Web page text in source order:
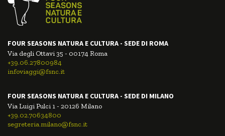
FOUR SEASONS NATURA E CULTURA - SEDE DI ROMA
Via degli Ottavi 35 - 00174 Roma
+39.06.27800984
infoviaggi@fsnc.it
FOUR SEASONS NATURA E CULTURA - SEDE DI MILANO
Via Luigi Pulci 1 - 20126 Milano
+39.02.70634800
segreteria.milano@fsnc.it